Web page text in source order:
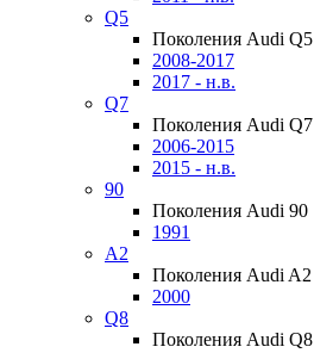
Q5
Поколения Audi Q5
2008-2017
2017 - н.в.
Q7
Поколения Audi Q7
2006-2015
2015 - н.в.
90
Поколения Audi 90
1991
A2
Поколения Audi A2
2000
Q8
Поколения Audi Q8